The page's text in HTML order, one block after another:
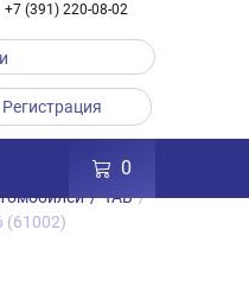
+7 (391) 220-08-02
Регистрация
0
Аккумуляторы
/ TAB /
(61002)